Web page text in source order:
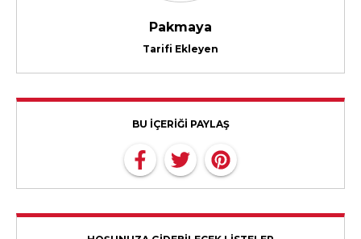
Pakmaya
Tarifi Ekleyen
BU İÇERİĞİ PAYLAŞ